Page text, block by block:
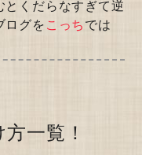
くだらなすぎて逆
ログをこっちでは
一覧！